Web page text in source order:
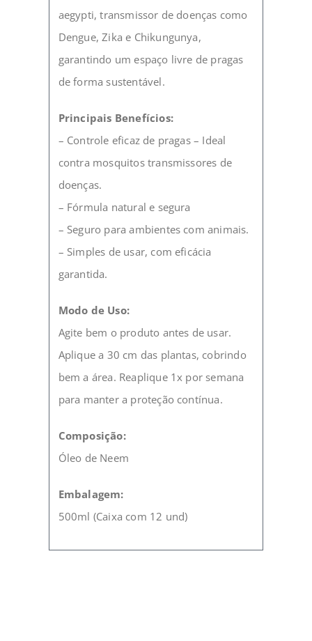
aegypti, transmissor de doenças como
Dengue, Zika e Chikungunya,
garantindo um espaço livre de pragas
de forma sustentável.
Principais Benefícios:
– Controle eficaz de pragas – Ideal
contra mosquitos transmissores de
doenças.
– Fórmula natural e segura
– Seguro para ambientes com animais.
– Simples de usar, com eficácia
garantida.
Modo de Uso:
Agite bem o produto antes de usar.
Aplique a 30 cm das plantas, cobrindo
bem a área. Reaplique 1x por semana
para manter a proteção contínua.
Composição:
Óleo de Neem
Embalagem:
500ml (Caixa com 12 und)